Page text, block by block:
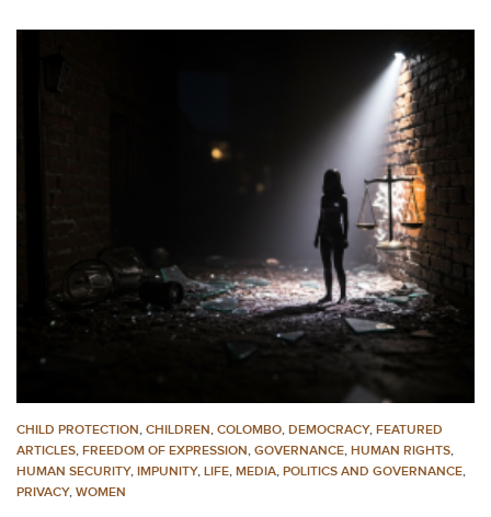
CHILD PROTECTION, CHILDREN, COLOMBO, DEMOCRACY, FEATURED
ARTICLES, FREEDOM OF EXPRESSION, GOVERNANCE, HUMAN RIGHTS,
HUMAN SECURITY, IMPUNITY, LIFE, MEDIA, POLITICS AND GOVERNANCE,
PRIVACY, WOMEN